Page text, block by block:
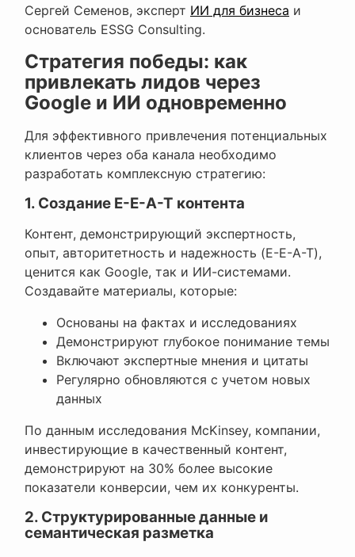
Сергей Семенов, эксперт ИИ для бизнеса и
основатель ESSG Consulting.
Стратегия победы: как
привлекать лидов через
Google и ИИ одновременно
Для эффективного привлечения потенциальных
клиентов через оба канала необходимо
разработать комплексную стратегию:
1. Создание E-E-A-T контента
Контент, демонстрирующий экспертность,
опыт, авторитетность и надежность (E-E-A-T),
ценится как Google, так и ИИ-системами.
Создавайте материалы, которые:
Основаны на фактах и исследованиях
Демонстрируют глубокое понимание темы
Включают экспертные мнения и цитаты
Регулярно обновляются с учетом новых
данных
По данным исследования McKinsey, компании,
инвестирующие в качественный контент,
демонстрируют на 30% более высокие
показатели конверсии, чем их конкуренты.
2. Структурированные данные и
семантическая разметка